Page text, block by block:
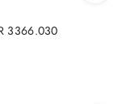
3366.030